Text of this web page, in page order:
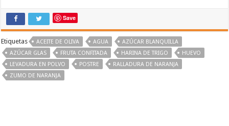
Save
Etiquetas ACEITE DE OLIVA AGUA
AZÚCAR BLANQUILLA
AZÚCAR GLAS
FRUTA CONFITADA HARINA DE TRIGO
HUEVO
LEVADURA EN POLVO
POSTRE
RALLADURA DE NARANJA
ZUMO DE NARANJA